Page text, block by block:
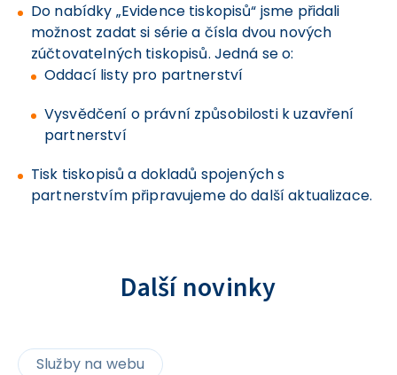
Do nabídky „Evidence tiskopisů“ jsme přidali
možnost zadat si série a čísla dvou nových
zúčtovatelných tiskopisů. Jedná se o:
Oddací listy pro partnerství
Vysvědčení o právní způsobilosti k uzavření
partnerství
Tisk tiskopisů a dokladů spojených s
partnerstvím připravujeme do další aktualizace.
Další novinky
Služby na webu